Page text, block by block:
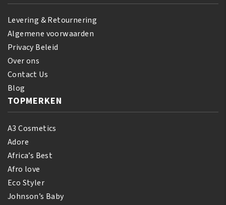
Levering & Retournering
Algemene voorwaarden
Privacy Beleid
Over ons
Contact Us
Blog
TOPMERKEN
A3 Cosmetics
Adore
Africa’s Best
Afro love
Eco Styler
Johnson’s Baby